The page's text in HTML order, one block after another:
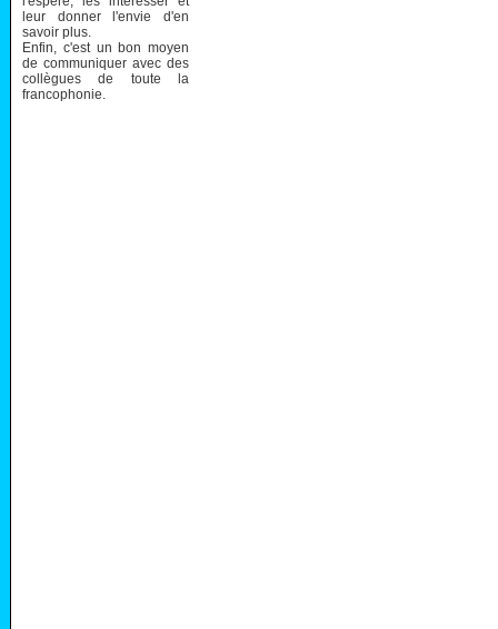
leur donner l'envie d'en
savoir plus.
Enfin, c'est un bon moyen
de communiquer avec des
collègues de toute la
francophonie.